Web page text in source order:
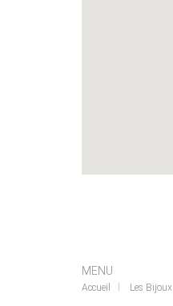
MENU
Accueil Les Bijoux